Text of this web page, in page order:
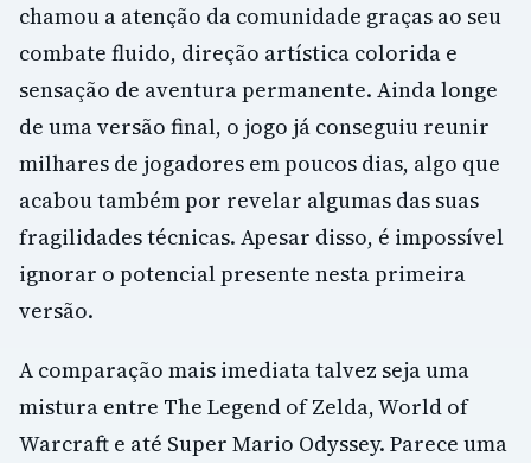
chamou a atenção da comunidade graças ao seu
combate fluido, direção artística colorida e
sensação de aventura permanente. Ainda longe
de uma versão final, o jogo já conseguiu reunir
milhares de jogadores em poucos dias, algo que
acabou também por revelar algumas das suas
fragilidades técnicas. Apesar disso, é impossível
ignorar o potencial presente nesta primeira
versão.
A comparação mais imediata talvez seja uma
mistura entre The Legend of Zelda, World of
Warcraft e até Super Mario Odyssey. Parece uma